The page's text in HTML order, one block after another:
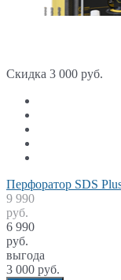
Скидка 3 000 руб.
Перфоратор SDS
9 990
руб.
6 990
руб.
выгода
3 000 руб.